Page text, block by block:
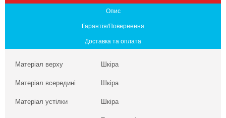
Опис
Гарантія/Повернення
Доставка та оплата
Матеріал верху Шкіра
Матеріал всередині Шкіра
Матеріал устілки Шкіра